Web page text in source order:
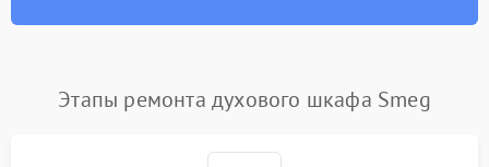
Этапы ремонта духового шкафа Smeg